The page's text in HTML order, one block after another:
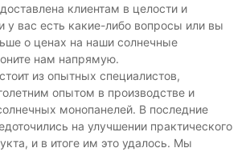
​​клиентам в целости и
у вас есть какие-либо вопросы или вы
о ценах на наши солнечные
нам напрямую.
из опытных специалистов,
опытом в производстве и
монопанелей. В последние
на улучшении практического
и в итоге им это удалось. Мы